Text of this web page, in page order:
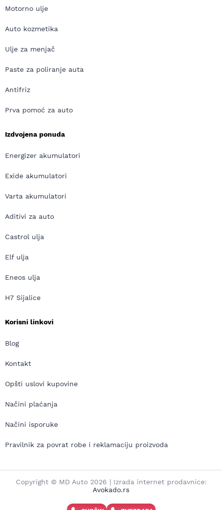
Motorno ulje
Auto kozmetika
Ulje za menjač
Paste za poliranje auta
Antifriz
Prva pomoć za auto
Izdvojena ponuda
Energizer akumulatori
Exide akumulatori
Varta akumulatori
Aditivi za auto
Castrol ulja
Elf ulja
Eneos ulja
H7 Sijalice
Korisni linkovi
Blog
Kontakt
Opšti uslovi kupovine
Načini plaćanja
Načini isporuke
Pravilnik za povrat robe i reklamaciju proizvoda
Copyright © MD Auto 2026 | Izrada internet prodavnice:
Avokado.rs